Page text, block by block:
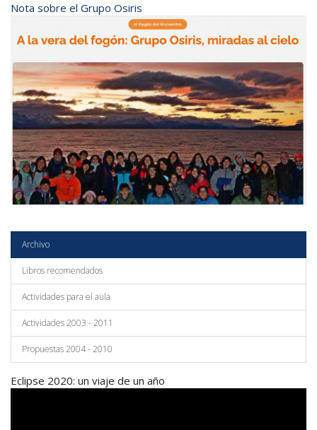
Nota sobre el Grupo Osiris
Archivo
Libros recomendados
Actividades para el aula
Actividades 2003 - 2011
Propuestas 2004 - 2010
Eclipse 2020: un viaje de un año